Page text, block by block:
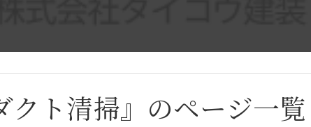
クト清掃』のページ一覧